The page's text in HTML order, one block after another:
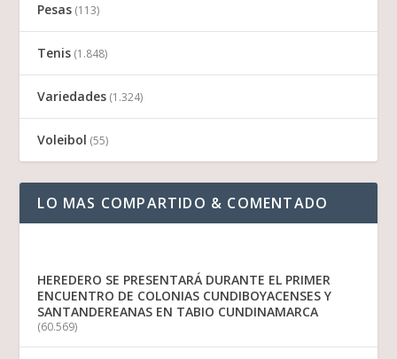
Pesas (113)
Tenis (1.848)
Variedades (1.324)
Voleibol (55)
LO MAS COMPARTIDO & COMENTADO
HEREDERO SE PRESENTARÁ DURANTE EL PRIMER
ENCUENTRO DE COLONIAS CUNDIBOYACENSES Y
SANTANDEREANAS EN TABIO CUNDINAMARCA
(60.569)